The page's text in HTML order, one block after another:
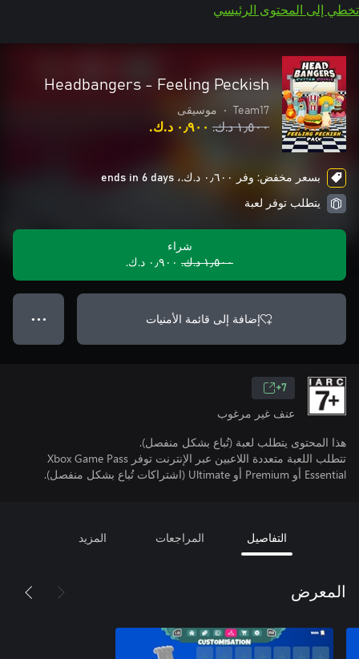
تخطي إلى المحتوى الرئيسي
Headbangers - Feeling Peckish
Team17
• موسيقى
١٫٥٠٠ د.ك.‏ ٠٫٩٠٠ د.ك.‏
بسعر مخفض: وفر ٠٫٦٠٠ د.ك.‏، ends in 6 days
يتطلب توفر لعبة
شراء
١٫٥٠٠ د.ك.‏
٠٫٩٠٠ د.ك.‏
إضافة إلى قائمة الأمنيات ● ● ●
7+
عنف غير مرغوب
هذا المحتوى يتطلب لعبة (تُباع بشكل منفصل).
تتطلب اللعبة متعددة اللاعبين عبر الإنترنت توفر Xbox Game Pass
Essential أو Premium أو Ultimate (اشتراكات تُباع بشكل منفصل).
التفاصيل المراجعات المزيد
المعرض